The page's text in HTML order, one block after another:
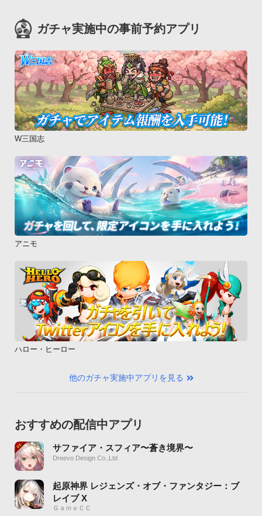
ガチャ実施中の事前予約アプリ
W三国志
アニモ
ハロー・ヒーロー
他のガチャ実施中アプリを見る
おすすめの配信中アプリ
サファイア・スフィア〜蒼き境界〜
Dreevo Design Co.,Ltd
起原神界 レジェンズ・オブ・ファンタジー：ブ
レイブ X
ＧａｍｅＣＣ